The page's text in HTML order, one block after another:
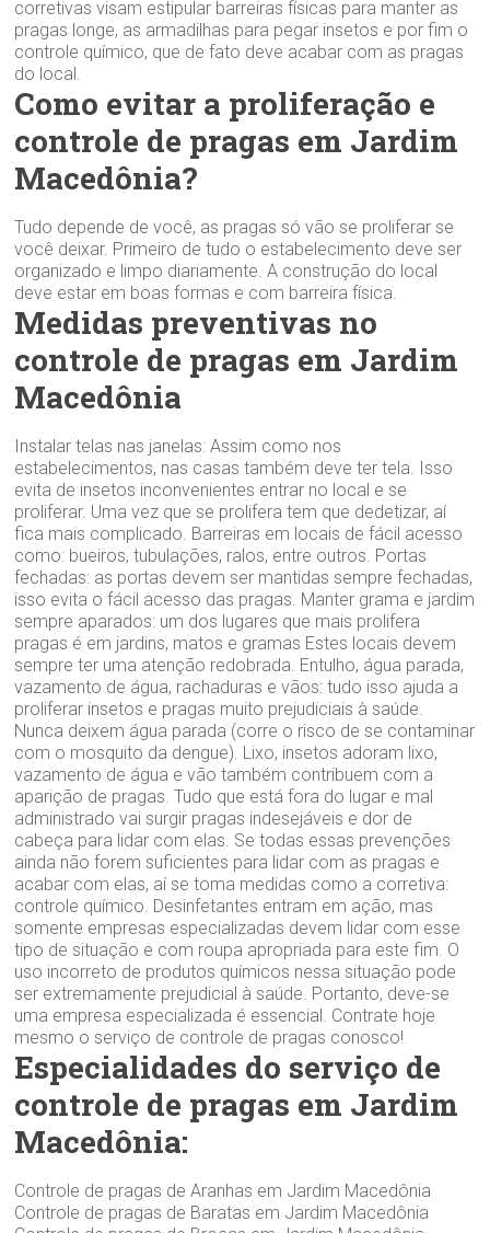
corretivas visam estipular barreiras físicas para manter as
pragas longe, as armadilhas para pegar insetos e por fim o
controle químico, que de fato deve acabar com as pragas
do local.
Como evitar a proliferação e
controle de pragas em Jardim
Macedônia?
Tudo depende de você, as pragas só vão se proliferar se
você deixar. Primeiro de tudo o estabelecimento deve ser
organizado e limpo diariamente. A construção do local
deve estar em boas formas e com barreira física.
Medidas preventivas no
controle de pragas em Jardim
Macedônia
Instalar telas nas janelas: Assim como nos
estabelecimentos, nas casas também deve ter tela. Isso
evita de insetos inconvenientes entrar no local e se
proliferar. Uma vez que se prolifera tem que dedetizar, aí
fica mais complicado. Barreiras em locais de fácil acesso
como: bueiros, tubulações, ralos, entre outros. Portas
fechadas: as portas devem ser mantidas sempre fechadas,
isso evita o fácil acesso das pragas. Manter grama e jardim
sempre aparados: um dos lugares que mais prolifera
pragas é em jardins, matos e gramas Estes locais devem
sempre ter uma atenção redobrada. Entulho, água parada,
vazamento de água, rachaduras e vãos: tudo isso ajuda a
proliferar insetos e pragas muito prejudiciais à saúde.
Nunca deixem água parada (corre o risco de se contaminar
com o mosquito da dengue). Lixo, insetos adoram lixo,
vazamento de água e vão também contribuem com a
aparição de pragas. Tudo que está fora do lugar e mal
administrado vai surgir pragas indesejáveis e dor de
cabeça para lidar com elas. Se todas essas prevenções
ainda não forem suficientes para lidar com as pragas e
acabar com elas, aí se toma medidas como a corretiva:
controle químico. Desinfetantes entram em ação, mas
somente empresas especializadas devem lidar com esse
tipo de situação e com roupa apropriada para este fim. O
uso incorreto de produtos químicos nessa situação pode
ser extremamente prejudicial à saúde. Portanto, deve-se
uma empresa especializada é essencial. Contrate hoje
mesmo o serviço de controle de pragas conosco!
Especialidades do serviço de
controle de pragas em Jardim
Macedônia:
Controle de pragas de Aranhas em Jardim Macedônia
Controle de pragas de Baratas em Jardim Macedônia